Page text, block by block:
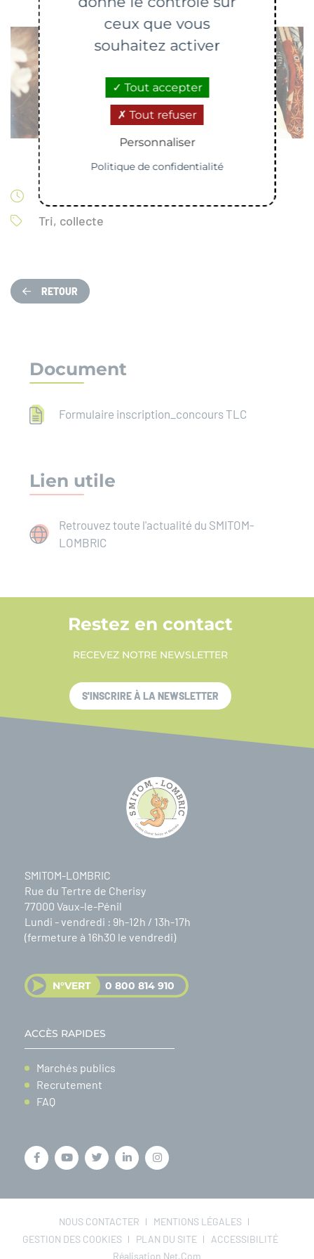
Modifiée le 06/04/2023
Tri, collecte
RETOUR
Document
Formulaire inscription_concours TLC
Lien utile
Retrouvez toute l'actualité du SMITOM-
LOMBRIC
SMITOM-LOMBRIC
Rue du Tertre de Cherisy
77000 Vaux-le-Pénil
Lundi - vendredi : 9h-12h / 13h-17h
(fermeture à 16h30 le vendredi)
N°VERT 0 800 814 910
ACCÈS RAPIDES
Marchés publics
Recrutement
FAQ
Restez en contact
RECEVEZ NOTRE NEWSLETTER
S'INSCRIRE À LA NEWSLETTER
NOUS CONTACTER
MENTIONS LÉGALES
GESTION DES COOKIES
PLAN DU SITE
ACCESSIBILITÉ
Réalisation Net.Com
ceux que vous
souhaitez activer
Tout accepter
Tout refuser
Personnaliser
Politique de confidentialité